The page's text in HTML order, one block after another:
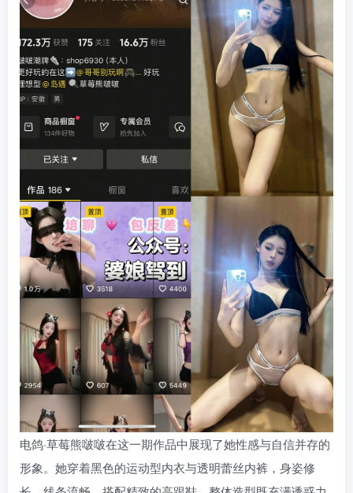
电鸽·草莓熊啵啵在这一期作品中展现了她性感与自信并存的
形象。她穿着黑色的运动型内衣与透明蕾丝内裤，身姿修